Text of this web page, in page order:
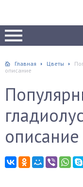
Главная Цветы
описание
описание